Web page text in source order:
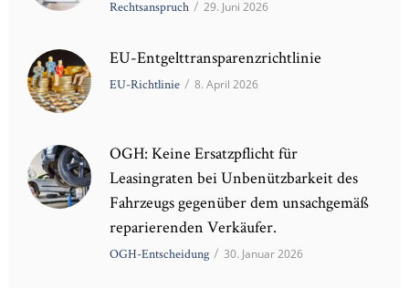
Rechtsanspruch / 29. Juni 2026
EU-Entgelttransparenzrichtlinie
EU-Richtlinie / 8. April 2026
OGH: Keine Ersatzpflicht für
Leasingraten bei Unbenützbarkeit des
Fahrzeugs gegenüber dem unsachgemäß
reparierenden Verkäufer.
OGH-Entscheidung / 30. Januar 2026